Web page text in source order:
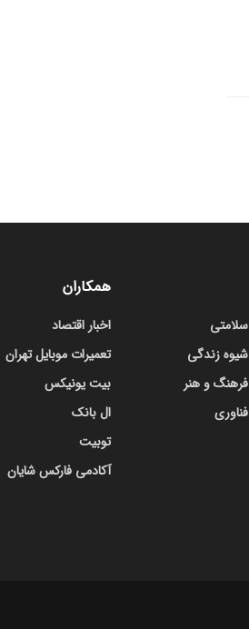
سلامتی
شیوه زندگی
فرهنگ و هنر
فناوری
همکاران
اخبار اقتصاد
تعمیرات موبایل تهران
بیت یونیکس
ال بانک
توبیت
آکادمی فارکس شایان